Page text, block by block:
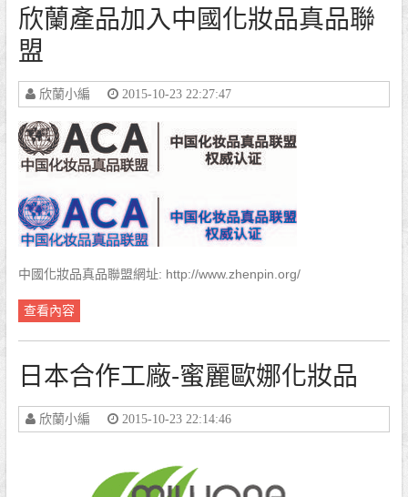
欣蘭產品加入中國化妝品真品聯
盟
欣蘭小編 2015-10-23 22:27:47
中國化妝品真品聯盟網址: http://www.zhenpin.org/
查看內容
日本合作工廠-蜜麗歐娜化妝品
欣蘭小編 2015-10-23 22:14:46